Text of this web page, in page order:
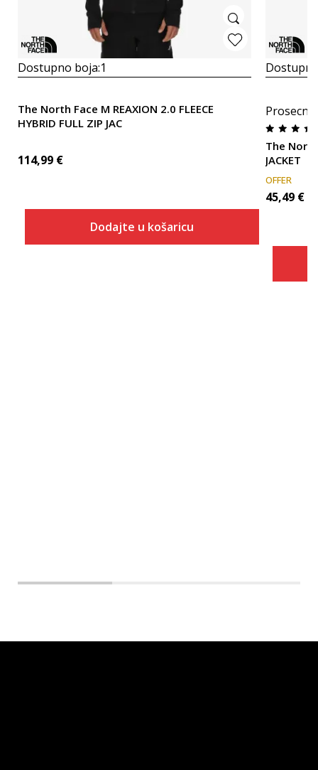
Dostupno boja:1
The North Face M REAXION 2.0 FLEECE
HYBRID FULL ZIP JAC
114,99 €
Dodajte u košaricu
The North
JACKET
OFFER
45,49 €